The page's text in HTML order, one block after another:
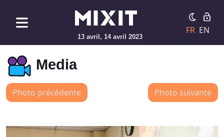
13 avril, 14 avril 2023
FR EN
Media
Photo précédente Photo suivante